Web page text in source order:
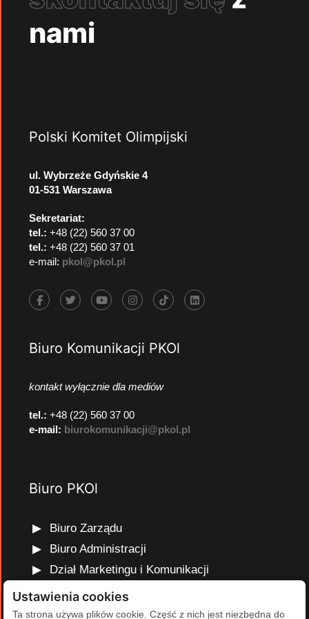
nami
Polski Komitet Olimpijski
ul. Wybrzeże Gdyńskie 4
01-531 Warszawa
Sekretariat:
tel.: +48 (22) 560 37 00
tel.: +48 (22) 560 37 01
e-mail: pkol@pkol.pl
Biuro Komunikacji PKOl
kontakt wyłącznie dla mediów
tel.: +48 (22) 560 37 00
e-mail: biurokomunikacji@pkol.pl
Biuro PKOl
Biuro Zarządu
Biuro Administracji
Dział Marketingu i Komunikacji
Dział Edukacji Olimpijskiej
Dział Finansów i Kadr
Ustawienia cookies
Ta strona używa plików cookie. Część z nich jest niezbędna do